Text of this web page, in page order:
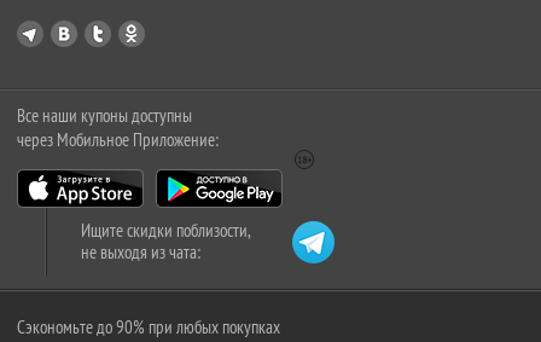
Все наши купоны доступны
через Мобильное Приложение:
Ищите скидки поблизости,
не выходя из чата:
Сэкономьте до 90% при любых покупках